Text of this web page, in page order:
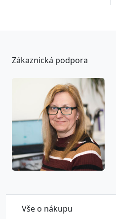
Vše o nákupu
Zákaznická podpora